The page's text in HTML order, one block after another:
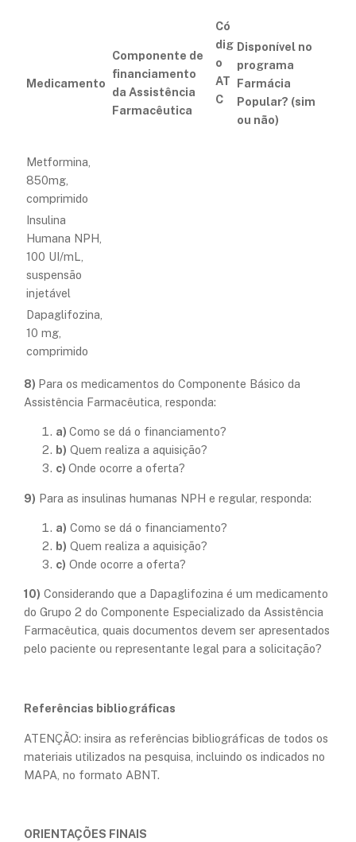
Medicamento
Componente de
financiamento
da Assistência
Farmacêutica
Có
dig
o
AT
C
Disponível no
programa
Farmácia
Popular? (sim
ou não)
Metformina,
850mg,
comprimido
Insulina
Humana NPH,
100 UI/mL,
suspensão
injetável
Dapaglifozina,
10 mg,
comprimido
8) Para os medicamentos do Componente Básico da
Assistência Farmacêutica, responda:
a) Como se dá o financiamento?
b) Quem realiza a aquisição?
c) Onde ocorre a oferta?
9) Para as insulinas humanas NPH e regular, responda:
a) Como se dá o financiamento?
b) Quem realiza a aquisição?
c) Onde ocorre a oferta?
10) Considerando que a Dapaglifozina é um medicamento
do Grupo 2 do Componente Especializado da Assistência
Farmacêutica, quais documentos devem ser apresentados
pelo paciente ou representante legal para a solicitação?
Referências bibliográficas
ATENÇÃO: insira as referências bibliográficas de todos os
materiais utilizados na pesquisa, incluindo os indicados no
MAPA, no formato ABNT.
ORIENTAÇÕES FINAIS